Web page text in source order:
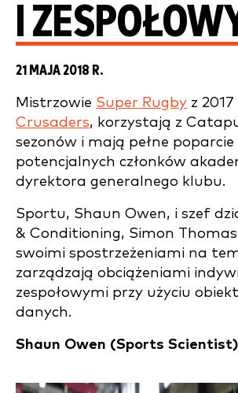
I
21 MAJA 2018 R.
Mistrzowie Super Rugby z
Crusaders, korzystają z
sezonów i mają pełne poparcie
potencjalnych członków
dyrektora generalnego klubu.
Sportu, Shaun Owen, i szef
& Conditioning, Simon
swoimi spostrzeżeniami na
zarządzają obciążeniami
zespołowymi przy użyciu
danych.
Shaun Owen (Sports Scientist)